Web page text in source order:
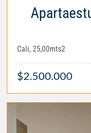
Cali, 25,00mts2
$2.500.000